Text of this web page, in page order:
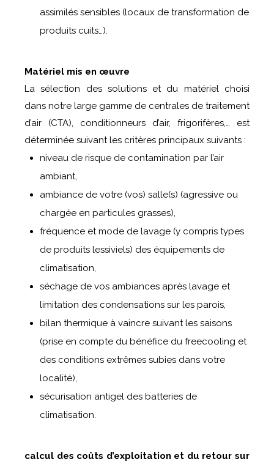
assimilés sensibles (locaux de transformation de
produits cuits…).
Matériel mis en œuvre
La sélection des solutions et du matériel choisi
dans notre large gamme de centrales de traitement
d’air (CTA), conditionneurs d’air, frigorifères,… est
déterminée suivant les critères principaux suivants :
niveau de risque de contamination par l’air
ambiant,
ambiance de votre (vos) salle(s) (agressive ou
chargée en particules grasses),
fréquence et mode de lavage (y compris types
de produits lessiviels) des équipements de
climatisation,
séchage de vos ambiances après lavage et
limitation des condensations sur les parois,
bilan thermique à vaincre suivant les saisons
(prise en compte du bénéfice du freecooling et
des conditions extrêmes subies dans votre
localité),
sécurisation antigel des batteries de
climatisation.
calcul des coûts d’exploitation et du retour sur